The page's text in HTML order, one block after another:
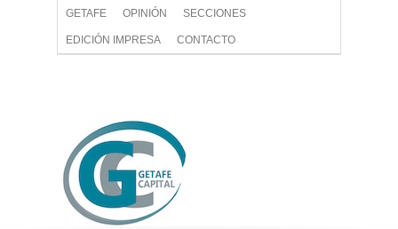
GETAFE OPINIÓN SECCIONES
EDICIÓN IMPRESA CONTACTO